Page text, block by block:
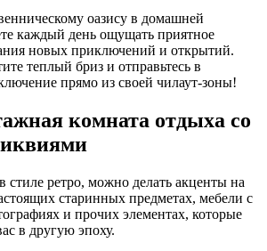
оазису в домашней
каждый день ощущать приятное
новых приключений и открытий.
теплый бриз и отправьтесь в
прямо из своей чилаут-зоны!
комната отдыха со
стиле ретро, можно делать акценты на
старинных предметах, мебели с
и прочих элементах, которые
в другую эпоху.